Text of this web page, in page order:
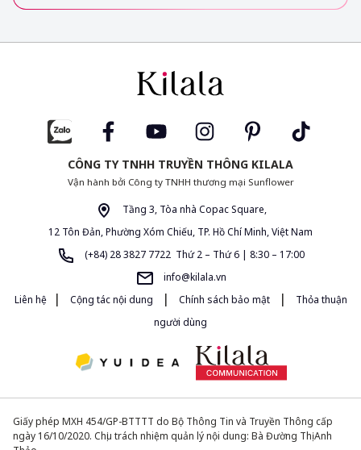
CÔNG TY TNHH TRUYỀN THÔNG KILALA
Vận hành bởi Công ty TNHH thương mại Sunflower
Tầng 3, Tòa nhà Copac Square,
12 Tôn Đản, Phường Xóm Chiếu, TP. Hồ Chí Minh, Việt Nam
(+84) 28 3827 7722 Thứ 2 – Thứ 6 | 8:30 – 17:00
info@kilala.vn
Liên hệ
| Cộng tác nội dung | Chính sách bảo mật |
Thỏa thuận
người dùng
Giấy phép MXH 454/GP-BTTTT do Bộ Thông Tin và Truyền Thông cấp
ngày 16/10/2020. Chịu trách nhiệm quản lý nội dung: Bà Đường Thị Anh